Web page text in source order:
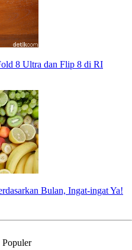
8 Ultra dan Flip 8 di RI
Bulan, Ingat-ingat Ya!
Populer